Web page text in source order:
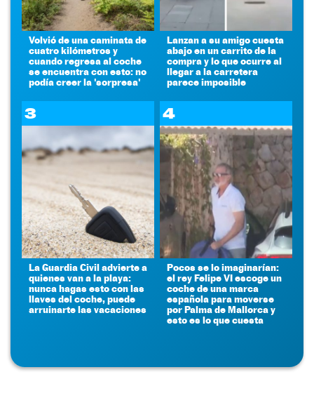
Volvió de una caminata de
cuatro kilómetros y
cuando regresa al coche
se encuentra con esto: no
podía creer la 'sorpresa'
Lanzan a su amigo cuesta
abajo en un carrito de la
compra y lo que ocurre al
llegar a la carretera
parece imposible
3
La Guardia Civil advierte a
quienes van a la playa:
nunca hagas esto con las
llaves del coche, puede
arruinarte las vacaciones
4
Pocos se lo imaginarían:
el rey Felipe VI escoge un
coche de una marca
española para moverse
por Palma de Mallorca y
esto es lo que cuesta